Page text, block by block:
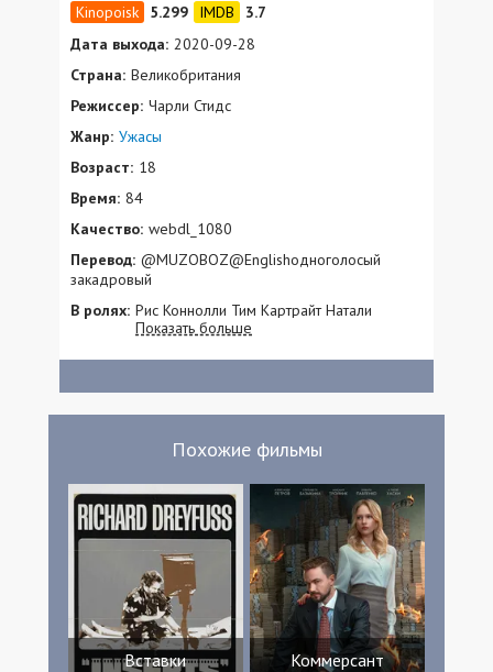
5.299
3.7
Дата выхода: 2020-09-28
Страна: Великобритания
Режиссер: Чарли Стидс
Жанр: Ужасы
Возраст: 18
Время: 84
Качество: webdl_1080
Перевод: @MUZOBOZ@Englishодноголосый
закадровый
В ролях: Рис Коннолли Тим Картрайт Натали
Мартинс Марк МакКирди Жессика Алонсо
Суонтон Дана Абед Сэм Лэйн Джоэль
Показать больше
Похожие фильмы
Вставки Коммерсант